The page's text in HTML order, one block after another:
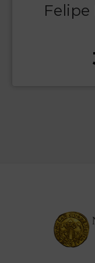
Felipe